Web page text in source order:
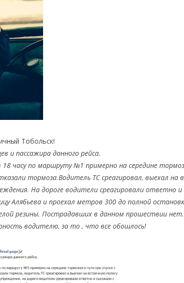
Тобольск!
и пассажира данного рейса.
часу по маршруту №1 примерно на середине
тормоза.Водитель ТС среагировал, выехал на
На дороге водители среагировали ответно
Алябьева и проехал метров 300 до полной
резины. Пострадавших в данном прошествии
водителю, за то , что все обошлось!